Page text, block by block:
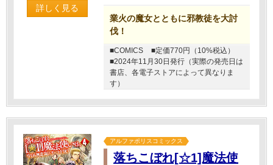
詳しく見る
業火の魔女とともに邪教徒を大討
伐！
■COMICS
■定価770円（10%税込）
■2024年11月30日発行（実際の発売日は
書店、各電子ストアによって異なりま
す）
アルファポリスコミックス
落ちこぼれ[☆1]魔法使